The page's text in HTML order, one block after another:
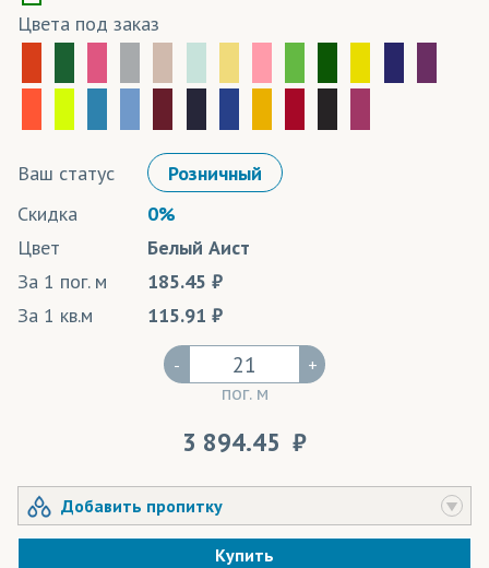
Цвета под заказ
Ваш статус
Розничный
Скидка
0%
Цвет
Белый Аист
За 1 пог. м
185.45
За 1 кв.м
115.91
-
пог. м
+
3 894.45
Добавить пропитку
Купить